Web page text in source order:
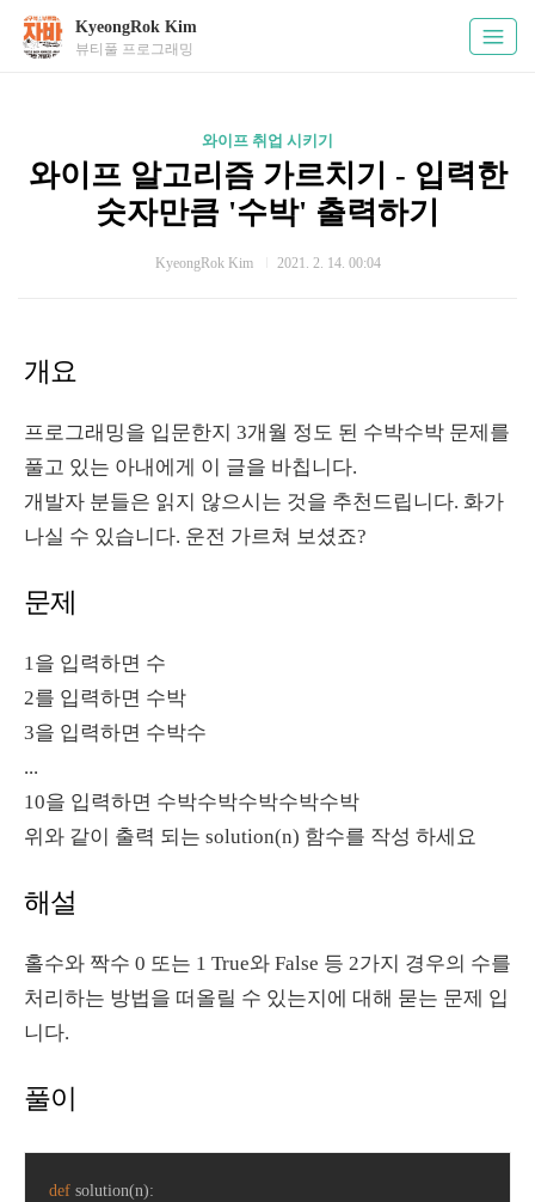
KyeongRok Kim
뷰티풀 프로그래밍
와이프 취업 시키기
와이프 알고리즘 가르치기 - 입력한
숫자만큼 '수박' 출력하기
KyeongRok Kim 2021. 2. 14. 00:04
개요
프로그래밍을 입문한지 3개월 정도 된 수박수박 문제를
풀고 있는 아내에게 이 글을 바칩니다.
개발자 분들은 읽지 않으시는 것을 추천드립니다. 화가
나실 수 있습니다. 운전 가르쳐 보셨죠?
문제
1을 입력하면 수
2를 입력하면 수박
3을 입력하면 수박수
...
10을 입력하면 수박수박수박수박수박
위와 같이 출력 되는 solution(n) 함수를 작성 하세요
해설
홀수와 짝수 0 또는 1 True와 False 등 2가지 경우의 수를
처리하는 방법을 떠올릴 수 있는지에 대해 묻는 문제 입
니다.
풀이
def solution(n):